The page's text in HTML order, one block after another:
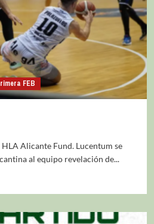
FEB
Alicante Fund. Lucentum se
al equipo revelación de...